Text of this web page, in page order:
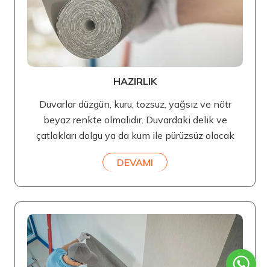
HAZIRLIK
Duvarlar düzgün, kuru, tozsuz, yağsız ve nötr
beyaz renkte olmalıdır. Duvardaki delik ve
çatlakları dolgu ya da kum ile pürüzsüz olacak
DEVAMI